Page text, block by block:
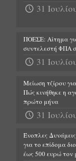
31
ΠΟΕΣΕ: Αίτημα
συντελεστή ΦΠΑ
31
Μείωση τζίρου
Πώς κινήθηκε η
πρώτο μήνα
31
Ένοπλες
για το επίδομα
έως 500 ευρώ τον